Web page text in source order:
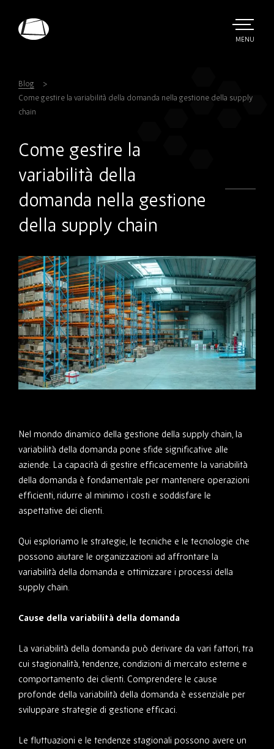
TOGGLE
MENU
Blog
Come gestire la variabilità della domanda nella gestione della supply
chain
Come gestire la
variabilità della
domanda nella gestione
della supply chain
Nel mondo dinamico della gestione della supply chain, la
variabilità della domanda pone sfide significative alle
aziende. La capacità di gestire efficacemente la variabilità
della domanda è fondamentale per mantenere operazioni
efficienti, ridurre al minimo i costi e soddisfare le
aspettative dei clienti.
Qui esploriamo le strategie, le tecniche e le tecnologie che
possono aiutare le organizzazioni ad affrontare la
variabilità della domanda e ottimizzare i processi della
supply chain.
Cause della variabilità della domanda
La variabilità della domanda può derivare da vari fattori, tra
cui stagionalità, tendenze, condizioni di mercato esterne e
comportamento dei clienti. Comprendere le cause
profonde della variabilità della domanda è essenziale per
sviluppare strategie di gestione efficaci.
Le fluttuazioni e le tendenze stagionali possono avere un